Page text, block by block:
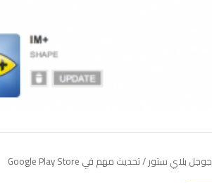
جوجل بلاي ستور/تحديث مهم في Google Play Store